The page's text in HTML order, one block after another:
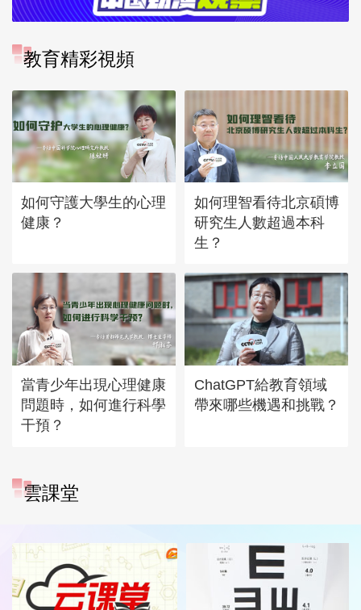
教育精彩視頻
如何守護大學生的心理
健康？
如何理智看待北京碩博
研究生人數超過本科
生？
當青少年出現心理健康
問題時，如何進行科學
干預？
ChatGPT給教育領域
帶來哪些機遇和挑戰？
雲課堂